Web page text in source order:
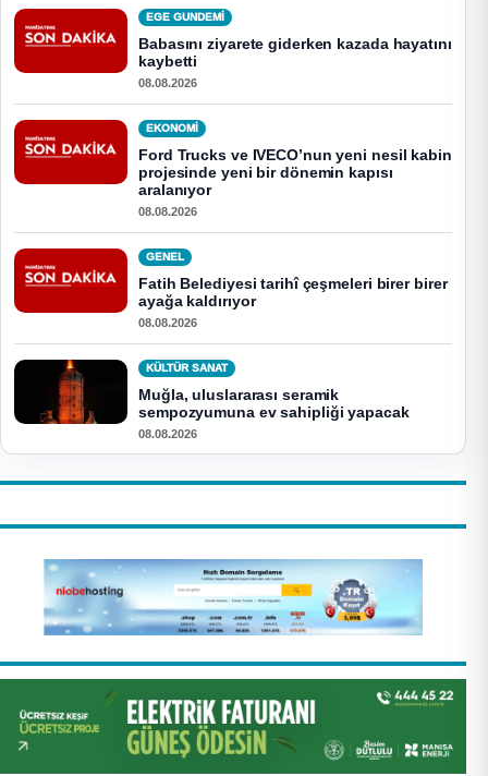
EGE GUNDEMİ
Babasını ziyarete giderken kazada hayatını
kaybetti
08.08.2026
EKONOMI
Ford Trucks ve IVECO’nun yeni nesil kabin
projesinde yeni bir dönemin kapısı
aralanıyor
08.08.2026
GENEL
Fatih Belediyesi tarihî çeşmeleri birer birer
ayağa kaldırıyor
08.08.2026
KÜLTÜR SANAT
Muğla, uluslararası seramik
sempozyumuna ev sahipliği yapacak
08.08.2026